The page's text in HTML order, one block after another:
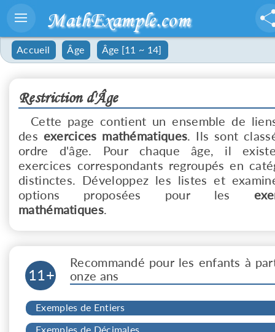
MathExample.com
Accueil Âge Âge [11 ~ 14]
Restriction d'Âge
Cette page contient un ensemble de
des exercices mathématiques. Ils sont
ordre d'âge. Pour chaque âge, il
exercices correspondants regroupés en
distinctes. Développez les listes et
options proposées pour les
mathématiques.
11+
Recommandé pour les enfants à
onze ans
Exemples de Entiers
Exemples de Décimales